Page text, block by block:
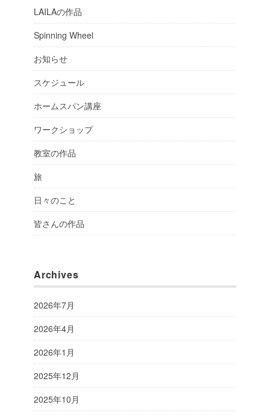
LAILAの作品
Spinning Wheel
お知らせ
スケジュール
ホームスパン講座
ワークショップ
教室の作品
旅
日々のこと
皆さんの作品
Archives
2026年7月
2026年4月
2026年1月
2025年12月
2025年10月